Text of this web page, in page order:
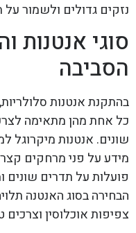
נזקים גדולים ולשמור
סוגי אנטנות
הסביבה
בהתקנת אנטנות
כל אחת מהן מתאימה
שונים. אנטנות
מידע על פני מרחקים
פועלות על תדרים שונים
הבחירה בסוג האנטנה
צפיפות אוכלוסין וצרכים